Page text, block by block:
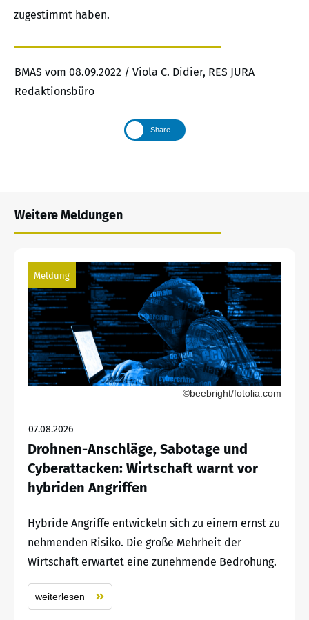
zugestimmt haben.
BMAS vom 08.09.2022 / Viola C. Didier, RES JURA
Redaktionsbüro
Share
Weitere Meldungen
Meldung
©beebright/fotolia.com
07.08.2026
Drohnen-Anschläge, Sabotage und
Cyberattacken: Wirtschaft warnt vor
hybriden Angriffen
Hybride Angriffe entwickeln sich zu einem ernst zu
nehmenden Risiko. Die große Mehrheit der
Wirtschaft erwartet eine zunehmende Bedrohung.
weiterlesen